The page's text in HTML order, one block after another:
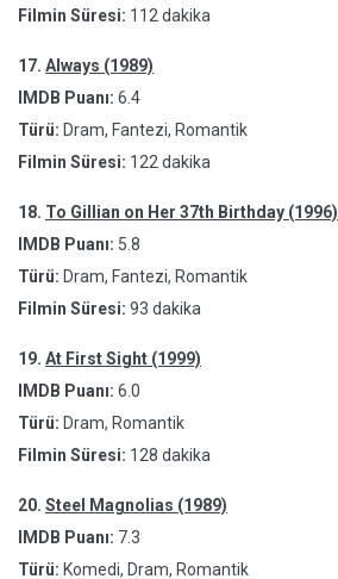
Filmin Süresi: 112 dakika
17. Always (1989)
IMDB Puanı: 6.4
Türü: Dram, Fantezi, Romantik
Filmin Süresi: 122 dakika
18. To Gillian on Her 37th Birthday (1996)
IMDB Puanı: 5.8
Türü: Dram, Fantezi, Romantik
Filmin Süresi: 93 dakika
19. At First Sight (1999)
IMDB Puanı: 6.0
Türü: Dram, Romantik
Filmin Süresi: 128 dakika
20. Steel Magnolias (1989)
IMDB Puanı: 7.3
Türü: Komedi, Dram, Romantik